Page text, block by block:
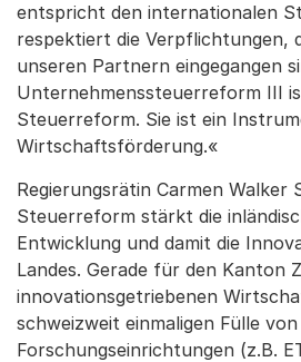
entspricht den internationalen
respektiert die Verpflichtungen,
unseren Partnern eingegangen
Unternehmenssteuerreform III
Steuerreform. Sie ist ein
Wirtschaftsförderung.«
Regierungsrätin Carmen Walker
Steuerreform stärkt die
Entwicklung und damit die
Landes. Gerade für den Kanton
innovationsgetriebenen
schweizweit einmaligen Fülle von
Forschungseinrichtungen (z.B.